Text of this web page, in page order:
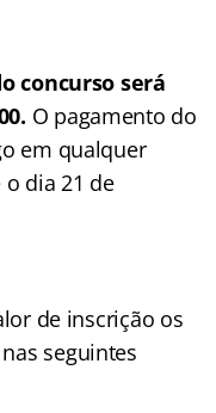
concurso será
O pagamento do
em qualquer
dia 21 de
de inscrição os
seguintes